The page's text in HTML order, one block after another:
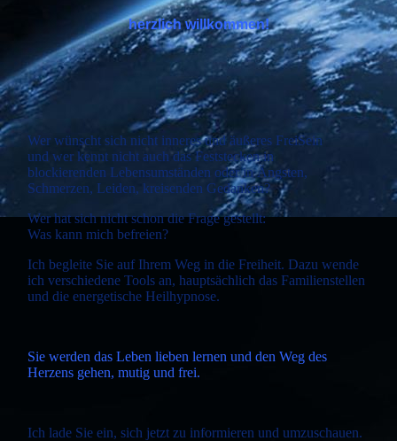
herzlich willkommen!
Wer wünscht sich nicht inneres und äußeres FreiSein
und wer kennt nicht auch das Feststecken in
blockierenden Lebensumständen oder in Ängsten,
Schmerzen, Leiden, kreisenden Gedanken?
Wer hat sich nicht schon die Frage gestellt:
Was kann mich befreien?
Ich begleite Sie auf Ihrem Weg in die Freiheit. Dazu wende
ich verschiedene Tools an, hauptsächlich das Familienstellen
und die energetische Heilhypnose.
Sie werden das Leben lieben lernen und den Weg des
Herzens gehen, mutig und frei.
Ich lade Sie ein, sich jetzt zu informieren und umzuschauen.